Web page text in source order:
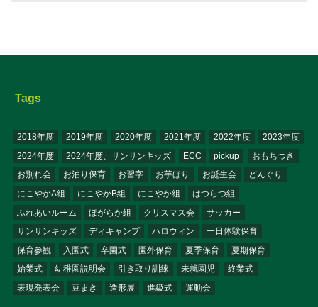
Tags
2018年度 2019年度 2020年度 2021年度 2022年度
2023年度
2024年度
2024年度、サンサンキッズ ECC pickup
おもちつき
お別れ会
お泊り保育 お習字 お芋ほり お誕生会
どんぐり
にこやかA組
にこやかB組 にこやか組
はつらつ組
ふれあいルーム
ほがらか組 クリスマス会
サッカー
サンサンキッズ
ディキャンプ ハロウィン
一日体験保育
保育参観
入園式 卒園式 園外保育 夏季保育
夏期保育
始業式
幼稚園説明会 引き取り訓練 未就園児
終業式
表現発表会
豆まき 造形展 進級式 運動会